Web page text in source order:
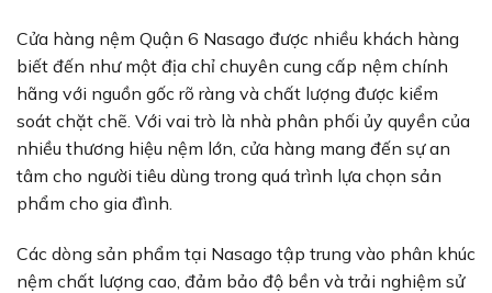
Cửa hàng nệm Quận 6 Nasago được nhiều khách hàng
biết đến như một địa chỉ chuyên cung cấp nệm chính
hãng với nguồn gốc rõ ràng và chất lượng được kiểm
soát chặt chẽ. Với vai trò là nhà phân phối ủy quyền của
nhiều thương hiệu nệm lớn, cửa hàng mang đến sự an
tâm cho người tiêu dùng trong quá trình lựa chọn sản
phẩm cho gia đình.
Các dòng sản phẩm tại Nasago tập trung vào phân khúc
nệm chất lượng cao, đảm bảo độ bền và trải nghiệm sử